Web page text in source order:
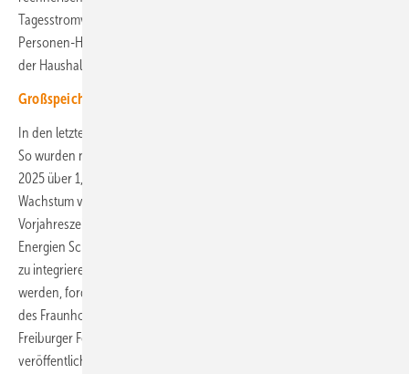
Tagesstromverbrauch von etwa zwei bis vier Millionen Zwei-
Personen-Haushalten in Deutschland, je nach Elektrifizierungsgrad
der Haushalte, zwischenzulagern.
Großspeicher stützt Netz direkt am Umspannwerk
In den letzten Jahren ist der Zubau zudem immer weiter gewachsen.
So wurden nach Schätzungen des BSW-Solar allein im ersten Quartal
2025 über 1,7 Gigawattstunden Speichervolumen hinzu – ein
Wachstum von rund 16 Prozent gegenüber dem Vergleich zum
Vorjahreszeitraum. Um mit dem weiteren Ausbau der erneuerbaren
Energien Schritt halten zu können und diese effizient ins Stromsystem
zu integrieren, müsse der Speicherausbau weiter beschleunigt
werden, fordert der Verband. Er beruft sich hier auf Berechnungen
des Fraunhofer-Instituts für Solare Energiesysteme (ISE). Die
Freiburger Forscher haben in einer im November 2024
veröffentlichten Studie zu Transformationsszenarien „Wege zu einem